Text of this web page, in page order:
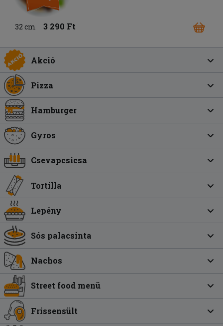
32 cm 3 290 Ft
Akció
Pizza
Hamburger
Gyros
Csevapcsicsa
Tortilla
Lepény
Sós palacsinta
Nachos
Street food menü
Frissensült